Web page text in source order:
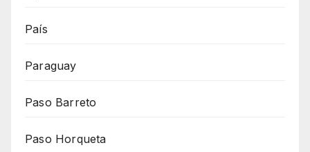
País
Paraguay
Paso Barreto
Paso Horqueta